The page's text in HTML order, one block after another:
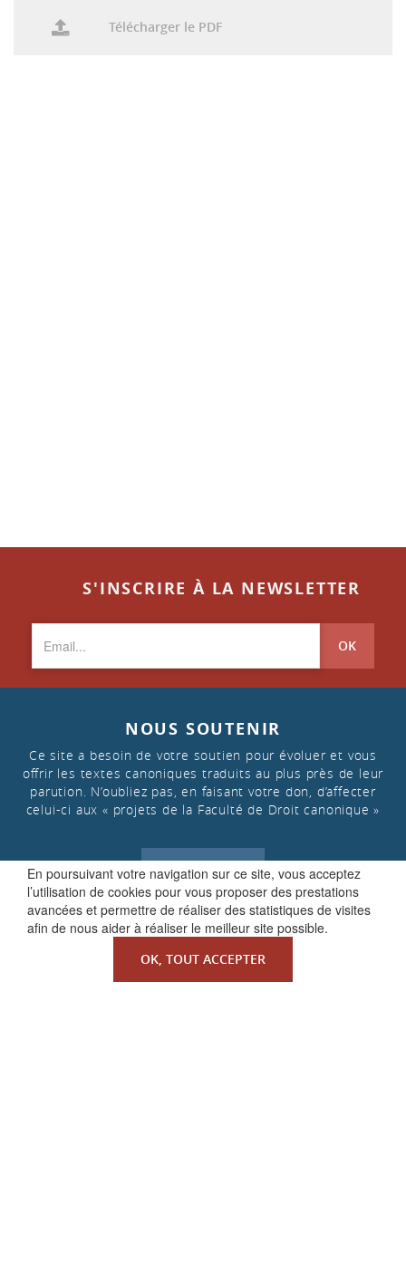
En poursuivant votre navigation sur ce site, vous acceptez
l’utilisation de cookies pour vous proposer des prestations
avancées et permettre de réaliser des statistiques de visites
afin de nous aider à réaliser le meilleur site possible.
OK, TOUT ACCEPTER
Télécharger le PDF
S'INSCRIRE À LA NEWSLETTER
OK
NOUS SOUTENIR
Ce site a besoin de votre soutien pour évoluer et vous
offrir les textes canoniques traduits au plus près de leur
parution. N’oubliez pas, en faisant votre don, d’affecter
celui-ci aux « projets de la Faculté de Droit canonique »
FAIRE UN DON